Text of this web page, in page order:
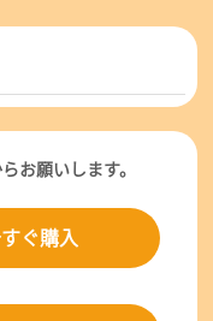
お願いします。
ぐ購入